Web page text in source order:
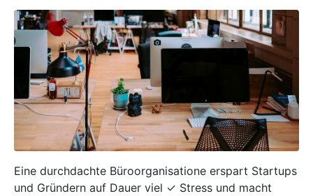
Eine durchdachte Büroorganisatione erspart Startups
und Gründern auf Dauer viel ✓ Stress und macht